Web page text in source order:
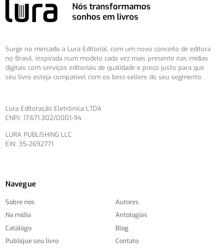
Nós transformamos
sonhos em livros
Surge no mercado a Lura Editorial, com um novo conceito de editora
no Brasil, inspirada num modelo cada vez mais presente nas mídias
digitais com serviços editoriais de qualidade e preço justo para que
seu livro esteja compatível com os best-sellers do seu segmento.
Lura Editoração Eletrônica LTDA
CNPJ: 17.671.302/0001-94
LURA PUBLISHING LLC
EIN: 35-2692771
Navegue
Sobre nós
Na mídia
Catálogo
Publique seu livro
Autores
Antologias
Blog
Contato